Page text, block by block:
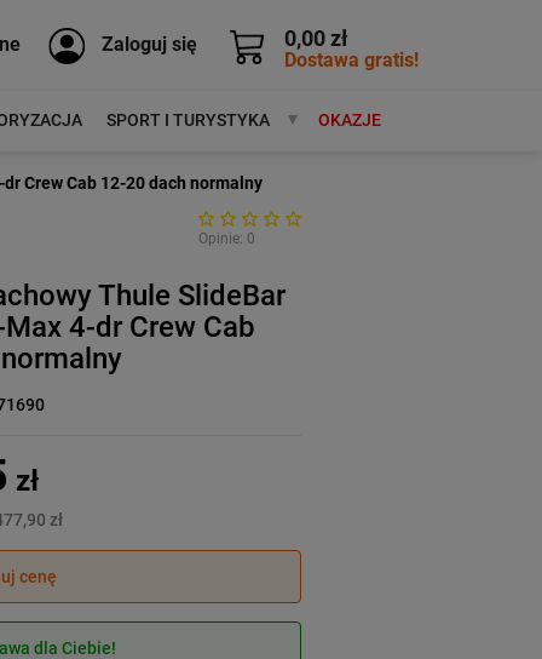
0,00 zł
Dostawa gratis!
Zaloguj się
SPORT I TURYSTYKA MARKIOKAZJE
Crew Cab 12-20 dach normalny
Opinie: 0
Thule SlideBar
4-dr Crew Cab
zł
zł
cenę
dla Ciebie!